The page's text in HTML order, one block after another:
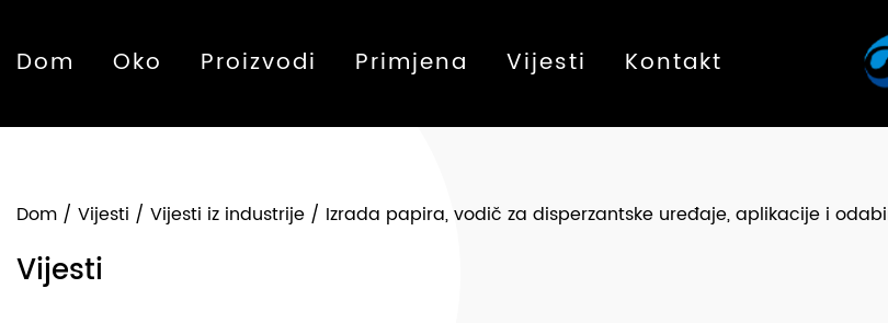
Dom Oko Proizvodi Primjena Vijesti Kontakt
Dom / Vijesti / Vijesti iz industrije / Izrada papira, vodič za disperzantske uređaje, aplikacije i
Vijesti